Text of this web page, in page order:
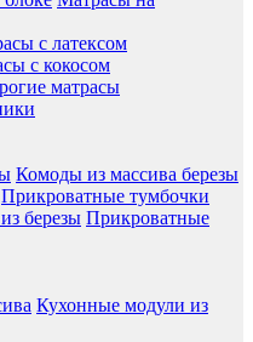
с латексом
с кокосом
матрасы
Комоды из массива березы
Прикроватные тумбочки
Прикроватные
Кухонные модули из